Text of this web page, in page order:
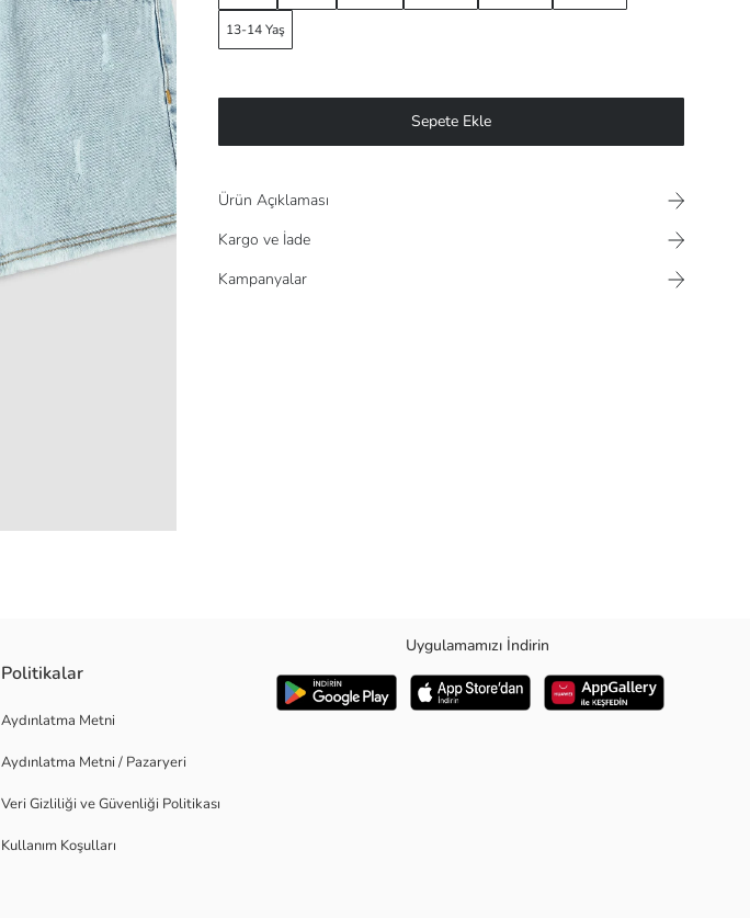
13-14 Yaş
Sepete Ekle
Ürün Açıklaması
Kargo ve İade
Kampanyalar
Politikalar
Aydınlatma Metni
Aydınlatma Metni / Pazaryeri
Veri Gizliliği ve Güvenliği Politikası
Kullanım Koşulları
Uygulamamızı İndirin